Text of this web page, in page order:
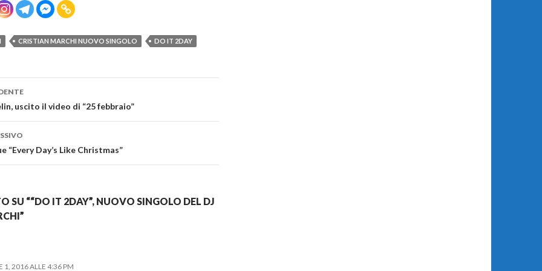
CRISTIAN MARCHI NUOVO SINGOLO DO IT 2DAY
uscito il video di “25 febbraio”
“Every Day’s Like Christmas”
SU ““DO IT 2DAY”, NUOVO SINGOLO DEL DJ
1, 2016 ALLE 4:36 PM